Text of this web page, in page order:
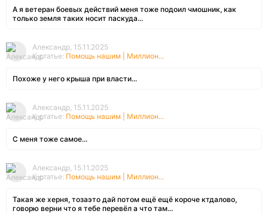
А я ветеран боевых действий меня тоже подоил чмошник, как
только земля таких носит паскуда...
Александр, 15.11.2025
К статье: Помощь нашим | Миллион...
Похоже у него крыша при власти...
Александр, 15.11.2025
К статье: Помощь нашим | Миллион...
С меня тоже самое...
Александр, 15.11.2025
К статье: Помощь нашим | Миллион...
Такая же херня, тозаэто дай потом ещё ещё короче ктдалово,
говорю верни что я тебе перевёл а что там...